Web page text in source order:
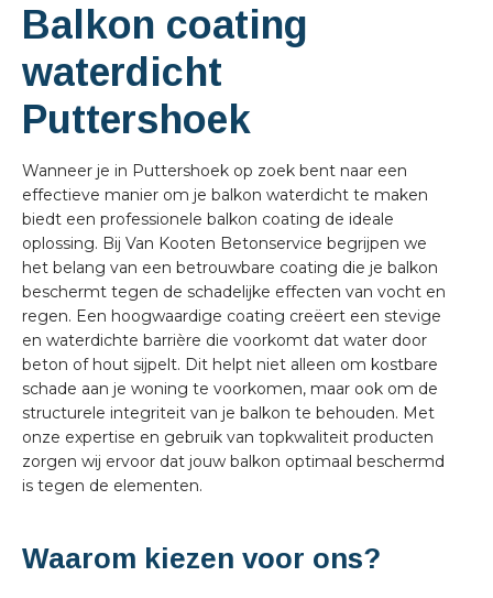
Balkon coating
waterdicht
Puttershoek
Wanneer je in Puttershoek op zoek bent naar een
effectieve manier om je balkon waterdicht te maken
biedt een professionele balkon coating de ideale
oplossing. Bij Van Kooten Betonservice begrijpen we
het belang van een betrouwbare coating die je balkon
beschermt tegen de schadelijke effecten van vocht en
regen. Een hoogwaardige coating creëert een stevige
en waterdichte barrière die voorkomt dat water door
beton of hout sijpelt. Dit helpt niet alleen om kostbare
schade aan je woning te voorkomen, maar ook om de
structurele integriteit van je balkon te behouden. Met
onze expertise en gebruik van topkwaliteit producten
zorgen wij ervoor dat jouw balkon optimaal beschermd
is tegen de elementen.
Waarom kiezen voor ons?